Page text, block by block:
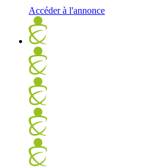
Accéder à l'annonce